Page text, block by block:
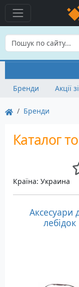
Бренди
Акції
Бренди
Каталог
Країна: Украина
Аксесуари
лебідок